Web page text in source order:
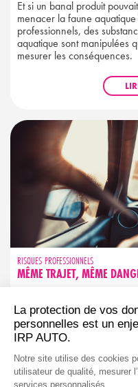
Et si un banal produit
menacer la faune
professionnels, des
aquatique sont manipulées
mesurer les conséquences.
RISQUES PROFESSIONNELS
MÊME TRAJET, MÊME
Trajet familier ne rime pas
réflexes simples pour
les routes que vous